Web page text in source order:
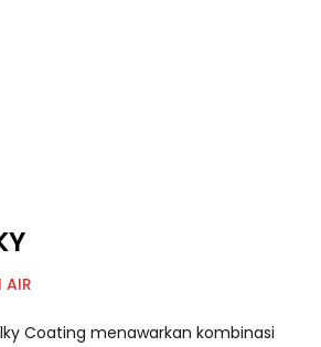
AIR
Coating menawarkan kombinasi